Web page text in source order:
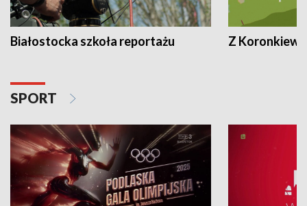
Białostocka szkoła reportażu Z
SPORT